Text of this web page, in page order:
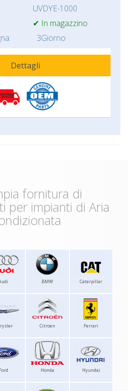
UVDYE-1000
✔ In magazzino
3Giorno
Dettagli
fornitura di
per impianti di Aria
BMW Caterpillar
Citroen Ferrari
Ford Honda Hyundai